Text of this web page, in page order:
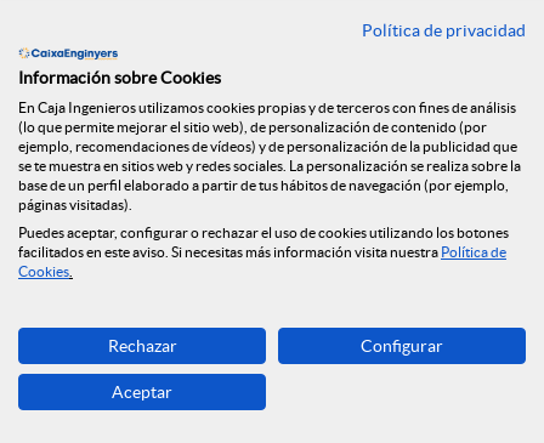
o
c
i
a
l
e
financiación a la economía durante el
primer semestre de 2020, con una
inversión crediticia de 341 millones de
euros, un 60% más que en el mismo
periodo del año anterior.
Política de privacidad
Información sobre Cookies
En Caja Ingenieros utilizamos cookies propias y de terceros con fines de análisis
(lo que permite mejorar el sitio web), de personalización de contenido (por
ejemplo, recomendaciones de vídeos) y de personalización de la publicidad que
se te muestra en sitios web y redes sociales. La personalización se realiza sobre la
base de un perfil elaborado a partir de tus hábitos de navegación (por ejemplo,
páginas visitadas).
Puedes aceptar, configurar o rechazar el uso de cookies utilizando los botones
facilitados en este aviso. Si necesitas más información visita nuestra Política de
Cookies
Rechazar Configurar
Aceptar